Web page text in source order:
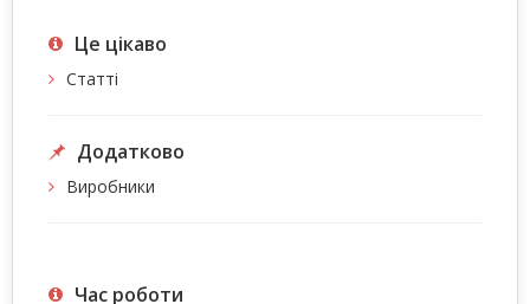
Це цiкаво
Статті
Додатково
Виробники
Час роботи